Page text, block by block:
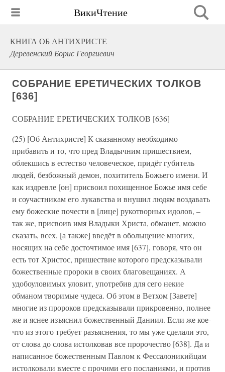
ВикиЧтение
КНИГА ОБ АНТИХРИСТЕ
Деревенский Борис Георгиевич
СОБРАНИЕ ЕРЕТИЧЕСКИХ ТОЛКОВ
[636]
СОБРАНИЕ ЕРЕТИЧЕСКИХ ТОЛКОВ [636]
(25) [Об Антихристе] К сказанному необходимо
прибавить и то, что пред Владычним пришествием,
облекшись в естество человеческое, придёт губитель
людей, безбожный демон, похититель Божьего имени. И
как издревле [он] присвоил похищенное Божье имя себе
и соучастникам его лукавства и внушил людям воздавать
ему божеские почести в [лице] рукотворных идолов, –
так же, присвоив имя Владыки Христа, обманет, можно
сказать, всех, [а также] введёт в обольщение многих,
носящих на себе досточтимое имя [637], говоря, что он
есть тот Христос, пришествие которого предсказывали
божественные пророки в своих благовещаниях. А
удобоуловимых уловит, употребив для сего некие
обманом творимые чудеса. Об этом в Ветхом [Завете]
многие из пророков предсказывали прикровенно, полнее
же и яснее изъяснил божественный Даниил. Если же кое-
что из этого требует разъяснения, то мы уже сделали это,
от слова до слова истолковав все пророчество [638]. Да и
написанное божественным Павлом к Фессалоникийцам
истолковали вместе с прочими его посланиями, и против